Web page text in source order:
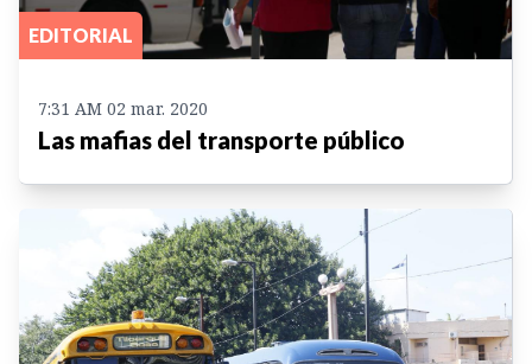
EDITORIAL
7:31 AM 02 mar. 2020
Las mafias del transporte público